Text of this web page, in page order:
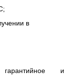
в
и